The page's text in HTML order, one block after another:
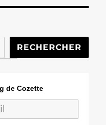
RECHERCHER
de Cozette